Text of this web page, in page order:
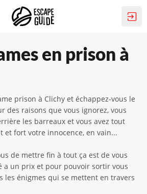
en prison à
prison à Clichy et échappez-vous le
des raisons que vous ignorez, vous
les barreaux et vous avez tout
et fort votre innocence, en vain...
de mettre fin à tout ça est de vous
a un prix et pour pouvoir sortir vous
les énigmes qui se mettent en travers